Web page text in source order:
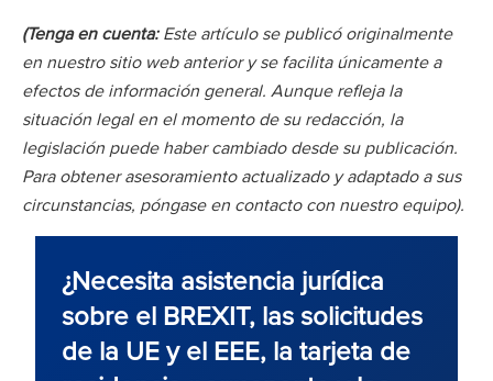
(Tenga en cuenta:Este artículo se publicó originalmente
en nuestro sitio web anterior y se facilita únicamente a
efectos de información general. Aunque refleja la
situación legal en el momento de su redacción, la
legislación puede haber cambiado desde su publicación.
Para obtener asesoramiento actualizado y adaptado a sus
circunstancias, póngase en contacto con nuestro equipo).
¿Necesita asistencia jurídica
sobre el BREXIT, las solicitudes
de la UE y el EEE, la tarjeta de